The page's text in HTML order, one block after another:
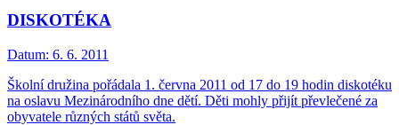
DISKOTÉKA
Datum: 6. 6. 2011
Školní družina pořádala 1. června 2011 od 17 do 19 hodin diskotéku
na oslavu Mezinárodního dne dětí. Děti mohly přijít převlečené za
obyvatele různých států světa.